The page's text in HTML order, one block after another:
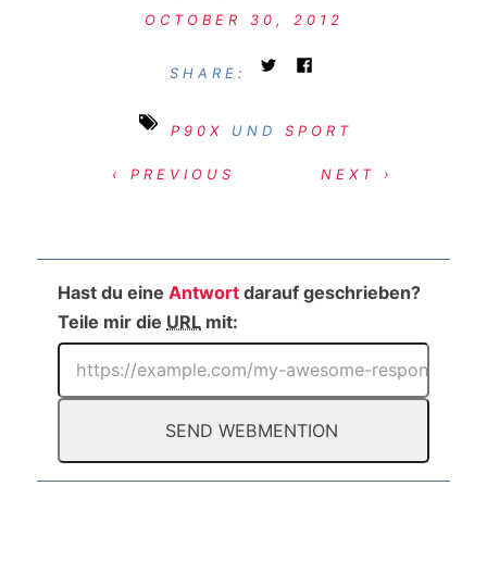
OCTOBER 30, 2012
SHARE:
P90X UND SPORT
‹ PREVIOUS NEXT ›
Hast du eineAntwort darauf geschrieben?
Teile mir die URL mit: